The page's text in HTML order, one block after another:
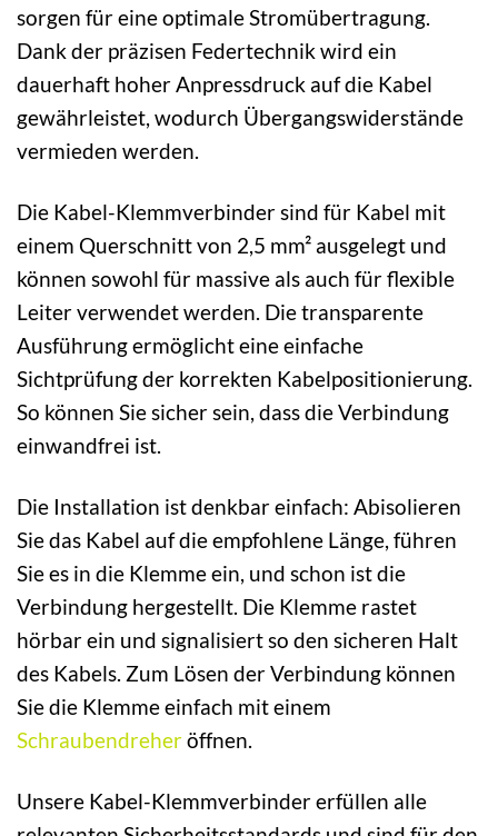
sorgen für eine optimale Stromübertragung.
Dank der präzisen Federtechnik wird ein
dauerhaft hoher Anpressdruck auf die Kabel
gewährleistet, wodurch Übergangswiderstände
vermieden werden.
Die Kabel-Klemmverbinder sind für Kabel mit
einem Querschnitt von 2,5 mm² ausgelegt und
können sowohl für massive als auch für flexible
Leiter verwendet werden. Die transparente
Ausführung ermöglicht eine einfache
Sichtprüfung der korrekten Kabelpositionierung.
So können Sie sicher sein, dass die Verbindung
einwandfrei ist.
Die Installation ist denkbar einfach: Abisolieren
Sie das Kabel auf die empfohlene Länge, führen
Sie es in die Klemme ein, und schon ist die
Verbindung hergestellt. Die Klemme rastet
hörbar ein und signalisiert so den sicheren Halt
des Kabels. Zum Lösen der Verbindung können
Sie die Klemme einfach mit einem
Schraubendreheröffnen.
Unsere Kabel-Klemmverbinder erfüllen alle